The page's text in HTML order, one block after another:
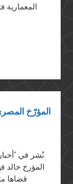
المعمارية
المؤرّخ
قضاها